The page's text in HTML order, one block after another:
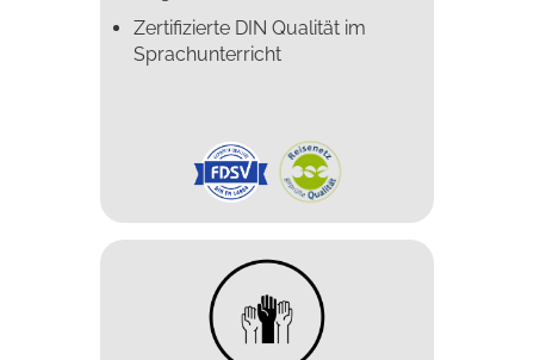
Zertifizierte DIN Qualität im
Sprachunterricht